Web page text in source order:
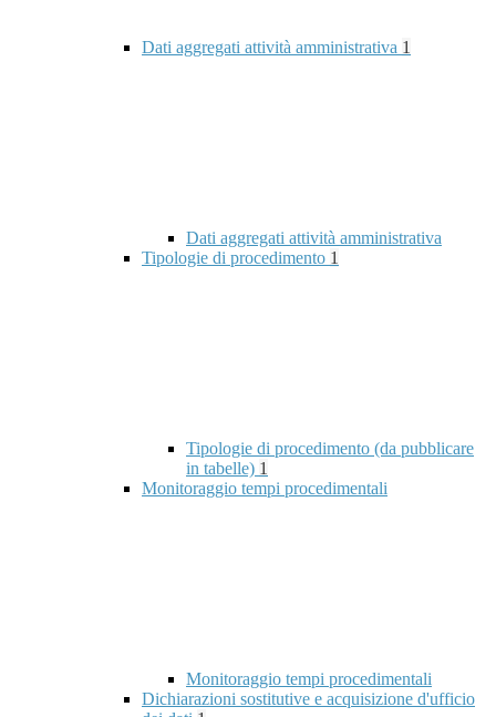
Dati aggregati attività amministrativa 1
Dati aggregati attività amministrativa
Tipologie di procedimento 1
Tipologie di procedimento (da pubblicare
in tabelle) 1
Monitoraggio tempi procedimentali
Monitoraggio tempi procedimentali
Dichiarazioni sostitutive e acquisizione d'ufficio